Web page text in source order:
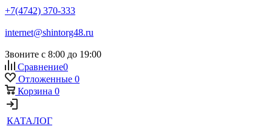
+7(4742) 370-333
internet@shintorg48.ru
Звоните с 8:00 до 19:00
Сравнение0
Отложенные 0
Корзина 0
КАТАЛОГ